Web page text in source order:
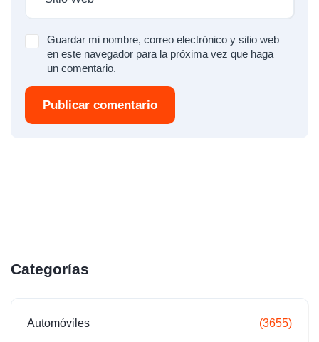
Guardar mi nombre, correo electrónico y sitio web
en este navegador para la próxima vez que haga
un comentario.
Publicar comentario
Categorías
Automóviles (3655)